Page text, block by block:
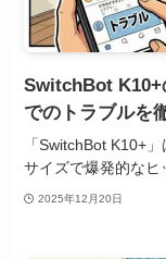
SwitchBot K10+
でのトラブルを
「SwitchBot K10+
サイズで爆発的なヒ
2025年12月20日